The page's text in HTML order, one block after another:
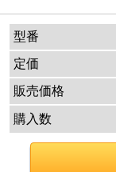
型番
定価
販売価格
購入数